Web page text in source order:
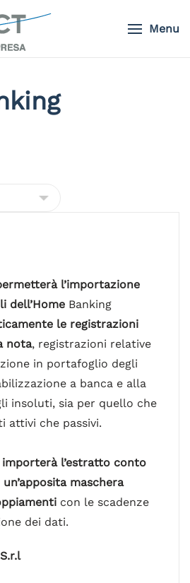
Menu
l’importazione
dell’Home Banking
le registrazioni
nota, registrazioni relative
in portafoglio degli
a banca e alla
insoluti, sia per quello che
attivi che passivi.
importerà l’estratto conto
maschera
con le scadenze
dei dati.